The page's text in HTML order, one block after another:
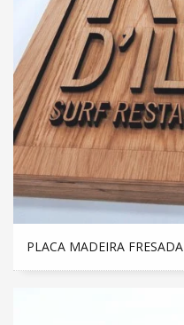
PLACA MADEIRA FRESADA